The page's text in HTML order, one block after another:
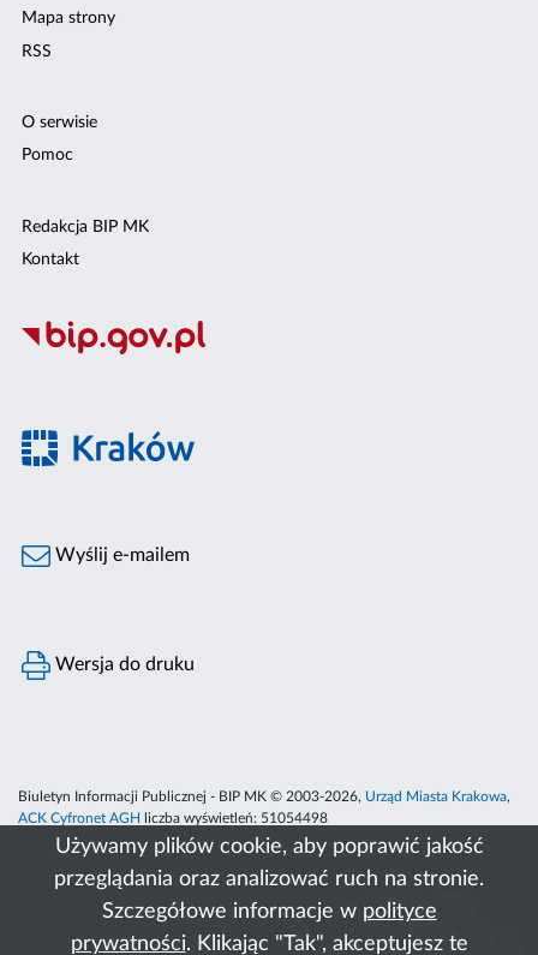
Używamy plików cookie, aby poprawić jakość
przeglądania oraz analizować ruch na stronie.
Szczegółowe informacje w polityce
prywatności. Klikając "Tak", akceptujesz te
Mapa strony
RSS
O serwisie
Pomoc
Redakcja BIP MK
Kontakt
Wyślij e-mailem
Wersja do druku
Biuletyn Informacji Publicznej - BIP MK © 2003-2026, Urząd Miasta Krakowa,
ACK Cyfronet AGH
liczba wyświetleń: 51054498